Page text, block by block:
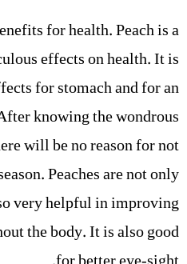
for health. Peach is a
effects on health. It is
for stomach and for an
knowing the wondrous
will be no reason for not
Peaches are not only
very helpful in improving
the body. It is also good